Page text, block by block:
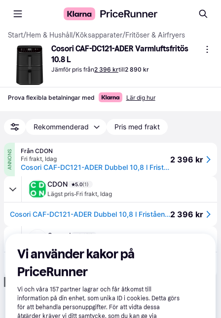
Start/Hem & Hushåll /Köksapparater/Fritöser & Airfryers
Cosori CAF-DC121-ADER Varmluftsfritös
10.8 L
Jämför pris från2 396 krtill2 890 kr
Prova flexibla betalningar med Lär dig hur
Rekommenderad Pris med frakt
ANNONS
Från CDON
Fri frakt, Idag
Cosori CAF-DC121-ADER Dubbel 10,8 l Fristående Varmluftsfritös Svart
2 396 kr
CDON 5.0(1)
Lägst pris·Fri frakt, Idag
Cosori CAF-DC121-ADER Dubbel 10,8 l Fristående Varmluftsfritös Svart2 396 kr
Conrad 2.6(7)
Vi använder kakor på
PriceRunner
Vi och våra157 partner lagrar och får åtkomst till
information på din enhet, som unika ID i cookies. Detta görs
för att behandla personuppgifter. För att vidta dessa
åtgärder kräver vi ditt samtycke, som du kan ge via